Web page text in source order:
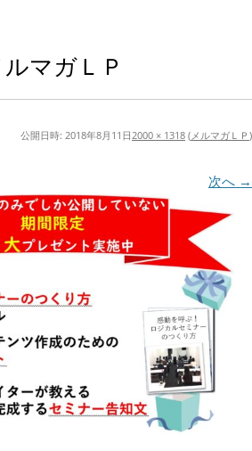
ルマガＬＰ
公開日時: 2018年8月11日2000 × 1318 (メルマガＬＰ )
次へ →